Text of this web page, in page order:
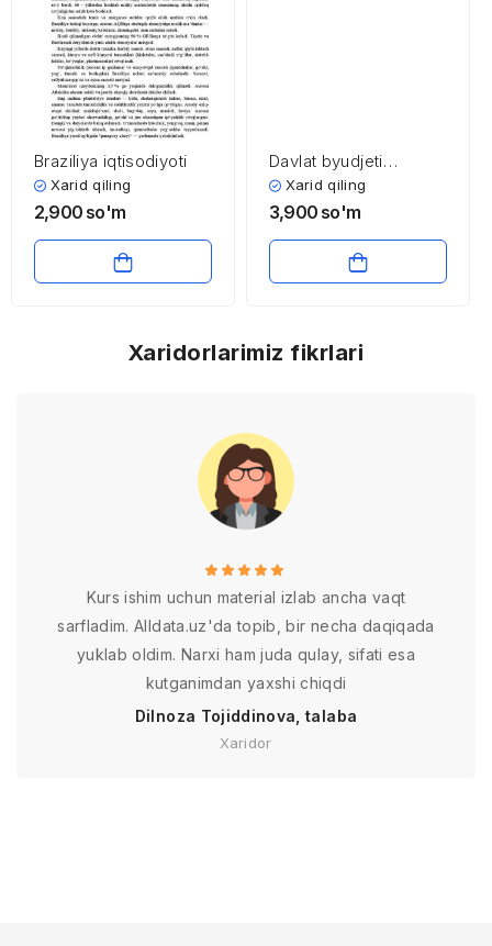
Braziliya iqtisodiyoti
Xarid qiling
2,900 so'm
Davlat byudjeti
xarajatlari
Xarid qiling
3,900 so'm
Xaridorlarimiz fikrlari
Kurs ishim uchun material izlab ancha vaqt
sarfladim. Alldata.uz'da topib, bir necha daqiqada
yuklab oldim. Narxi ham juda qulay, sifati esa
kutganimdan yaxshi chiqdi
Dilnoza Tojiddinova, talaba
Xaridor